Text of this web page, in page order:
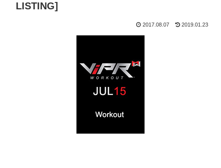
LISTING]
2017.08.07 2019.01.23